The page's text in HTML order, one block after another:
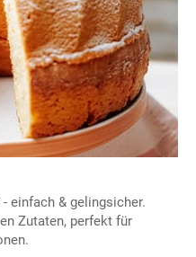
einfach & gelingsicher.
Zutaten, perfekt für